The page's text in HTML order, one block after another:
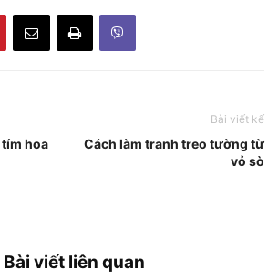
hoa
Bài viết kế
Cách làm tranh treo tường từ
vỏ sò
Bài viết liên quan